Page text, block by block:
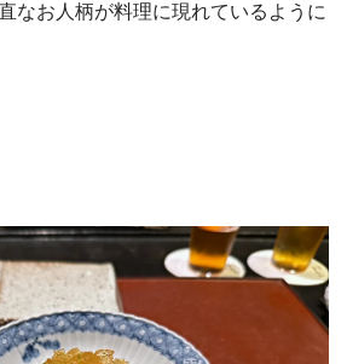
なお人柄が料理に現れているように